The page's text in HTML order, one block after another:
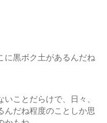
に黒ボク土があるんだね
ことだらけで、日々、
んだね程度のことしか思